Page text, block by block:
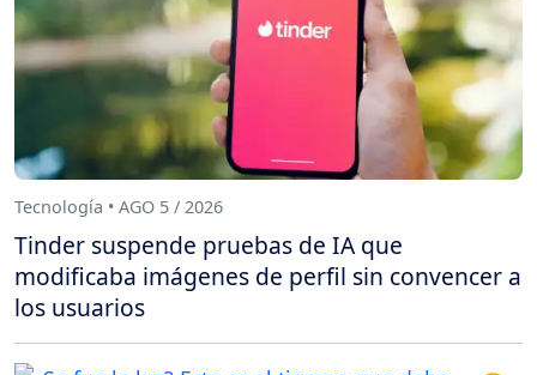
Tecnología • AGO 5 / 2026
Tinder suspende pruebas de IA que
modificaba imágenes de perfil sin convencer a
los usuarios